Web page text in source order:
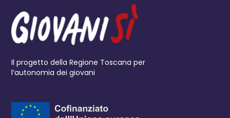
Il progetto della Regione Toscana per
l’autonomia dei giovani